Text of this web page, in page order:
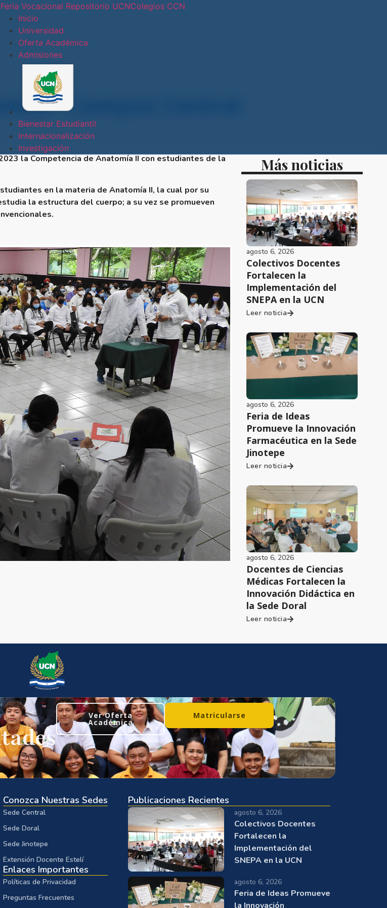
Feria Vocacional Repositorio UCNColegios CCN
Inicio
Universidad
Sede Doral
Jinotepe
Extensión
Docente
Oferta Académica
Admisiones
Bienestar Estudiantil
Internacionalización
Investigación
– Campus Central
la Competencia de Anatomía II con estudiantes de la
en la materia de Anatomía II, la cual por su
la estructura del cuerpo; a su vez se promueven
Más noticias
agosto 6, 2026
Colectivos Docentes
Fortalecen la
Implementación del
SNEPA en la UCN
Leer noticia
agosto 6, 2026
Feria de Ideas
Promueve la Innovación
Farmacéutica en la Sede
Jinotepe
Leer noticia
agosto 6, 2026
Docentes de Ciencias
Médicas Fortalecen la
Innovación Didáctica en
la Sede Doral
Leer noticia
Ver Oferta
Académica
Matricularse
Conozca Nuestras Sedes
Sede Central
Sede Doral
Sede Jinotepe
Extensión Docente Estelí
Enlaces Importantes
Políticas de Privacidad
Preguntas Frecuentes
Publicaciones Recientes
agosto 6, 2026
Colectivos Docentes
Fortalecen la
Implementación del
SNEPA en la UCN
agosto 6, 2026
Feria de Ideas Promueve
la Innovación